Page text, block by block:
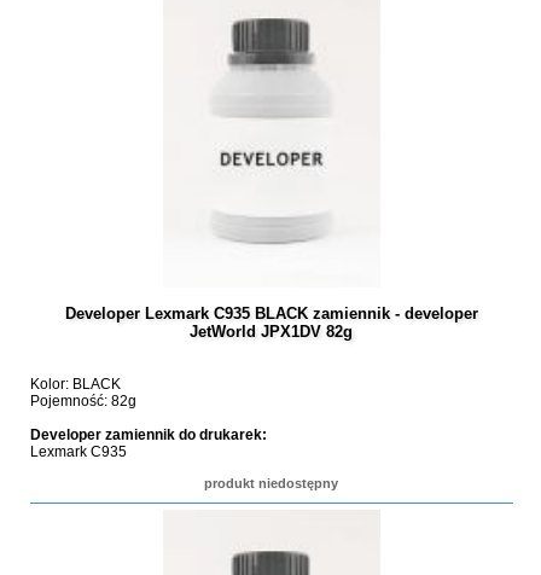
Developer Lexmark C935 BLACK zamiennik - developer
JetWorld JPX1DV 82g
Kolor: BLACK
Pojemność: 82g
Developer zamiennik do drukarek:
Lexmark C935
produkt niedostępny